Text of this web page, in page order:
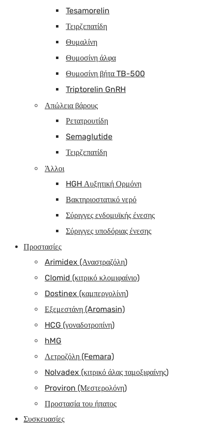
Tesamorelin
Τειρζεπατίδη
Θυμαλίνη
Θυμοσίνη άλφα
Θυμοσίνη βήτα TB-500
Triptorelin GnRH
Απώλεια βάρους
Ρετατρουτίδη
Semaglutide
Τειρζεπατίδη
Άλλοι
HGH Αυξητική Ορμόνη
Βακτηριοστατικό νερό
Σύριγγες ενδομυϊκής ένεσης
Σύριγγες υποδόριας ένεσης
Προστασίες
Arimidex (Αναστραζόλη)
Clomid (κιτρικό κλομιφαίνιο)
Dostinex (καμπεργολίνη)
Εξεμεστάνη (Aromasin)
HCG (γοναδοτροπίνη)
hMG
Λετροζόλη (Femara)
Nolvadex (κιτρικό άλας ταμοξιφαίνης)
Proviron (Μεστερολόνη)
Προστασία του ήπατος
Συσκευασίες